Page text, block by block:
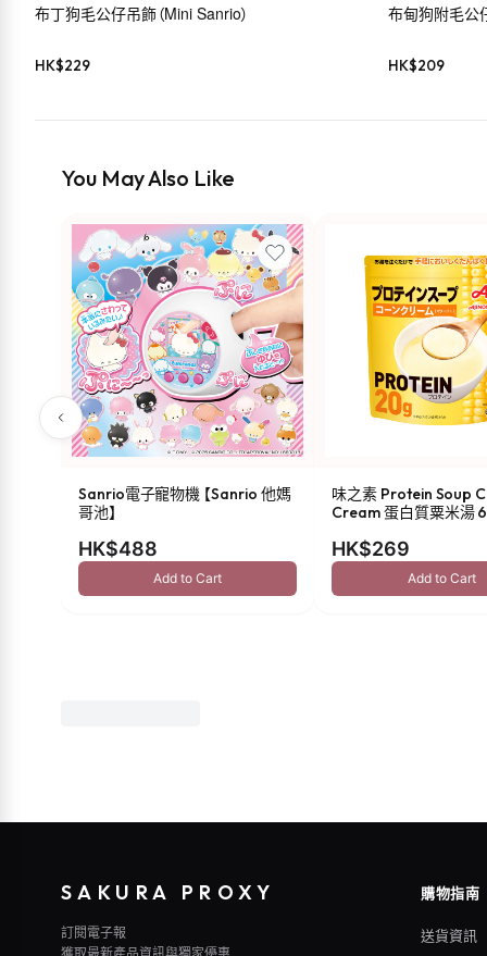
布丁狗毛公仔吊飾（Mini Sanrio）
HK$229
布甸狗附毛公
HK$209
You May Also Like
Sanrio電子寵物機 【Sanrio 他媽
哥池】
HK$488
Add to Cart
味之素 Protein Soup
Cream 蛋白質粟米湯
HK$269
Add to Cart
SAKURA PROXY
訂閱電子報
購物指南
送貨資訊